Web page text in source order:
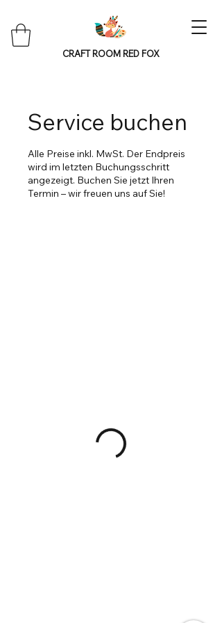
CRAFT ROOM RED FOX
Service buchen
Alle Preise inkl. MwSt. Der Endpreis
wird im letzten Buchungsschritt
angezeigt. Buchen Sie jetzt Ihren
Termin – wir freuen uns auf Sie!